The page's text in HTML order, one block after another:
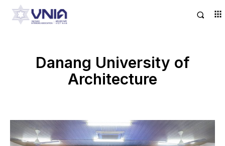
Danang University of
Architecture